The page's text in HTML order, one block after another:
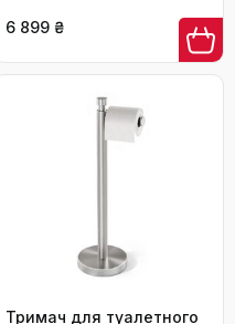
паперу, чорний, сталь,
6 899 ₴
Тримач для туалетного